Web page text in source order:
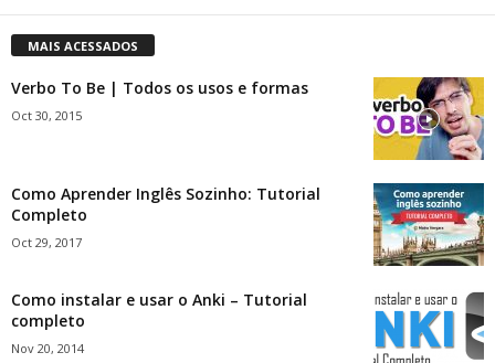
MAIS ACESSADOS
Verbo To Be | Todos os usos e formas
Oct 30, 2015
Como Aprender Inglês Sozinho: Tutorial
Completo
Oct 29, 2017
Como instalar e usar o Anki – Tutorial
completo
Nov 20, 2014